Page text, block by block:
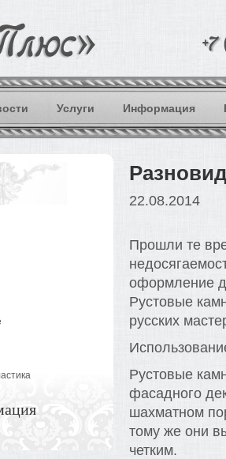
Услуги Информация
22.08.2014
Прошли те
оформление
Рустовые
русских
Рустовые
фасадного
шахматном
тому же они
четким.